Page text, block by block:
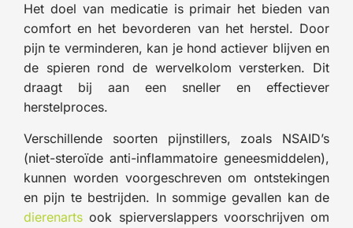
Het doel van medicatie is primair het bieden van
comfort en het bevorderen van het herstel. Door
pijn te verminderen, kan je hond actiever blijven en
de spieren rond de wervelkolom versterken. Dit
draagt bij aan een sneller en effectiever
herstelproces.
Verschillende soorten pijnstillers, zoals NSAID’s
(niet-steroïde anti-inflammatoire geneesmiddelen),
kunnen worden voorgeschreven om ontstekingen
en pijn te bestrijden. In sommige gevallen kan de
dierenarts ook spierverslappers voorschrijven om